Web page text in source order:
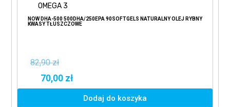
OMEGA 3
NOW DHA-500 500DHA/250EPA 90SOFTGELS NATURALNY OLEJ RYBNY
KWASY TŁUSZCZOWE
82,90 zł
70,00 zł
Dodaj do koszyka